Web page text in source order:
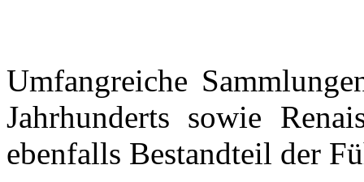
Umfangreiche
Jahrhunderts sowie
ebenfalls Bestandteil der